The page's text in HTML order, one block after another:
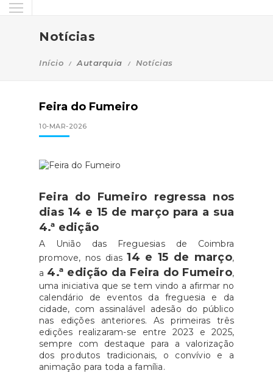
Notícias
Início Autarquia Notícias
Feira do Fumeiro
10-MAR-2026
Feira do Fumeiro regressa nos
dias 14 e 15 de março para a sua
4.ª edição
A União das Freguesias de Coimbra
promove, nos dias14 e 15 de março,
a 4.ª edição da Feira do Fumeiro,
uma iniciativa que se tem vindo a afirmar no
calendário de eventos da freguesia e da
cidade, com assinalável adesão do público
nas edições anteriores. As primeiras três
edições realizaram-se entre 2023 e 2025,
sempre com destaque para a valorização
dos produtos tradicionais, o convívio e a
animação para toda a família.